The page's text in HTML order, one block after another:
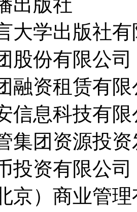
大学出版社
股份有限公司
融资租赁有
信息科技有限
集团资源投
投资有限公司
京）商业管